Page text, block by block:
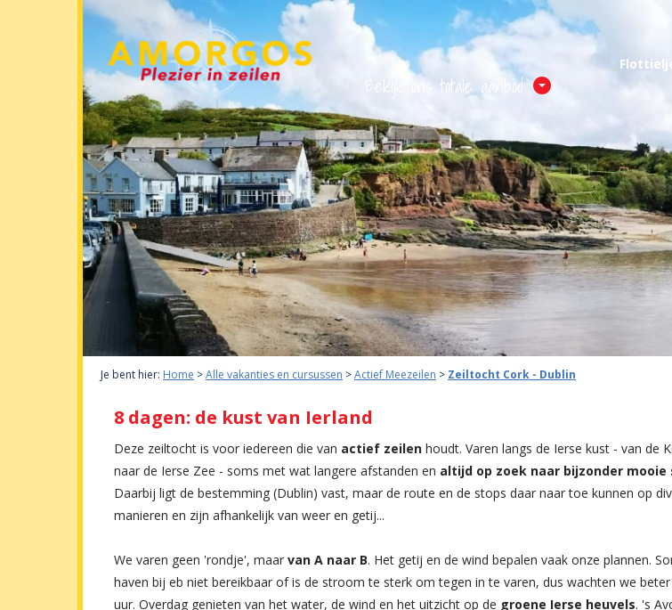
Je bent hier: Home >Alle vakanties en cursussen >Actief Meezeilen > Zeiltocht Cork - Dublin
8 dagen: de kust van Ierland
Deze zeiltocht is voor iedereen die van actief zeilen houdt. Varen langs de Ierse kust - van de
naar de Ierse Zee - soms met wat langere afstanden en altijd op zoek naar bijzonder mooie
Daarbij ligt de bestemming (Dublin) vast, maar de route en de stops daar naar toe kunnen op
manieren en zijn afhankelijk van weer en getij...
We varen geen 'rondje', maar van A naar B. Het getij en de wind bepalen vaak onze plannen.
haven bij eb niet bereikbaar of is de stroom te sterk om tegen in te varen, dus wachten we
uur. Overdag genieten van het water, de wind en het uitzicht op de groene Ierse heuvels. 's
Bekijk ons totale aanbod